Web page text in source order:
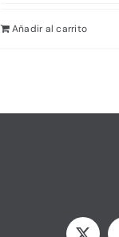
Añadir al carrito